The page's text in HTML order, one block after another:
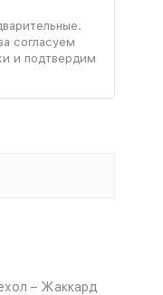
согласуем
и подтвердим
– Жаккард